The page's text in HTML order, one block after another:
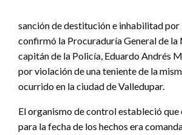
sanción de destitución e inhabilitad por
confirmó la Procuraduría General de la
capitán de la Policía, Eduardo Andrés
por violación de una teniente de la
ocurrido en la ciudad de Valledupar.
El organismo de control estableció que
para la fecha de los hechos era